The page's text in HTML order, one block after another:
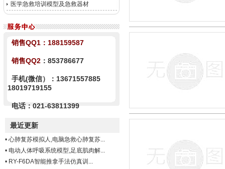
医学急救培训模型及急救器材
销售QQ1： 188159587
销售QQ2 ：853786677
手机(微信）：13671557885
18019719155
电话：021-63811399
最近更新
• 心肺复苏模拟人,电脑急救心肺复苏...
• 电动人体呼吸系统模型,足底肌肉解...
• RY-F6DA智能推拿手法仿真训...